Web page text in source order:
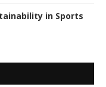
in Sports